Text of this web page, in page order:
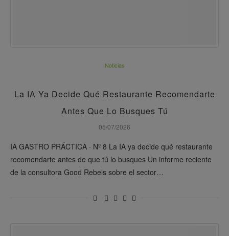
Noticias
La IA Ya Decide Qué Restaurante Recomendarte
Antes Que Lo Busques Tú
05/07/2026
IA GASTRO PRÁCTICA · Nº 8 La IA ya decide qué restaurante
recomendarte antes de que tú lo busques Un informe reciente
de la consultora Good Rebels sobre el sector…